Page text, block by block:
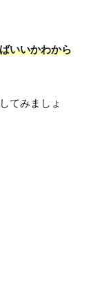
いいかわから
てみましょ